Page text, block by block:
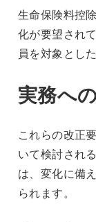
生命保険料控
化が要望され
員を対象とし
実務へ
これらの改正
いて検討され
は、変化に備
られます。